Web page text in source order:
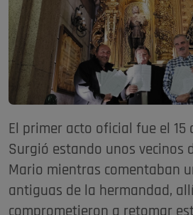
El primer acto oficial fue el 15
Surgió estando unos vecinos
Mario mientras comentaban
antiguas de la hermandad,